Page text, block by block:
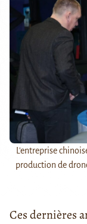
L'entreprise
production de
Ces dernières